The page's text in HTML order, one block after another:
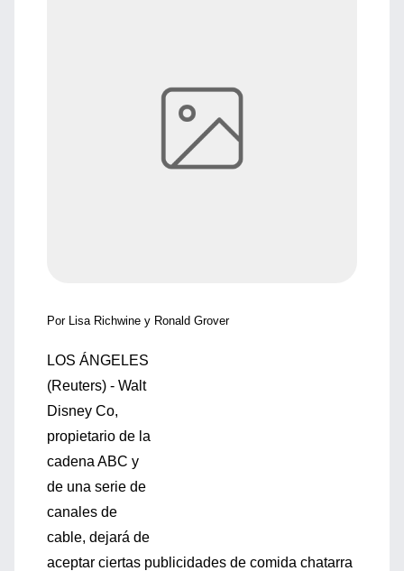
Por Lisa Richwine y Ronald Grover
LOS ÁNGELES
(Reuters) - Walt
Disney Co,
propietario de la
cadena ABC y
de una serie de
canales de
cable, dejará de
aceptar ciertas publicidades de comida chatarra